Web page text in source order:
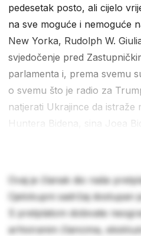
pedesetak posto, ali cijelo
na sve moguće i nemoguće
New Yorka, Rudolph W.
svjedočenje pred
parlamenta i, prema svemu
o svemu što je radio za
natjerati Ukrajince da
Huntera Bidena, sina Joea
Ovaj je članak dio naše
Cjelokupni sadržaj dostupan
S pretplatom dobivate
arhiviranim člancima,